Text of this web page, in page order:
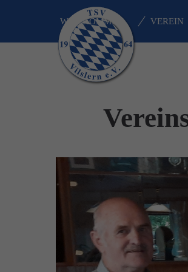
Login
Benutzername
|Lost your password?
WILLKOMMEN VEREIN